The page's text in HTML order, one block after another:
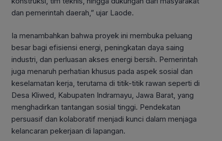
dan pemerintah daerah,” ujar Laode.
Ia menambahkan bahwa proyek ini membuka peluang
besar bagi efisiensi energi, peningkatan daya saing
industri, dan perluasan akses energi bersih. Pemerintah
juga menaruh perhatian khusus pada aspek sosial dan
keselamatan kerja, terutama di titik-titik rawan seperti di
Desa Kliwed, Kabupaten Indramayu, Jawa Barat, yang
menghadirkan tantangan sosial tinggi. Pendekatan
persuasif dan kolaboratif menjadi kunci dalam menjaga
kelancaran pekerjaan di lapangan.